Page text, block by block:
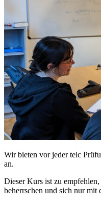
Wir bieten vor jeder telc
an.
Dieser Kurs ist zu
beherrschen und sich nur mit